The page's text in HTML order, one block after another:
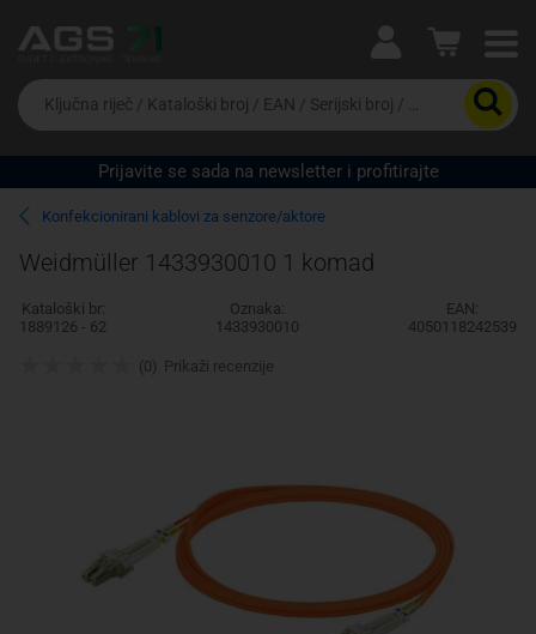
Ova postavka prilagođava asortiman proizvoda i
cijene vašim potrebama.
Da
biste
potražili
proizvod,
unesite
ključnu
riječ,
kataloški
broj,
EAN
ili
Prijavite se sada na newsletter i profitirajte
Konfekcionirani kablovi za senzore/aktore
Weidmüller 1433930010 1 komad
Kataloški br:
1889126 - 62
Oznaka:
1433930010
EAN:
4050118242539
(0) Prikaži recenzije